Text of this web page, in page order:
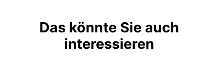
Das könnte Sie auch
interessieren